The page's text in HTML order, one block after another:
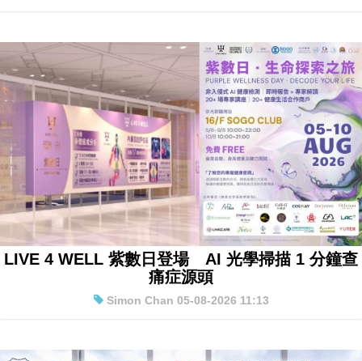
LIVE 4 WELL 紫數日登場 AI 光學掃描 1 分鐘查
痛症源頭
Simon Chan 05-08-2026 11:13